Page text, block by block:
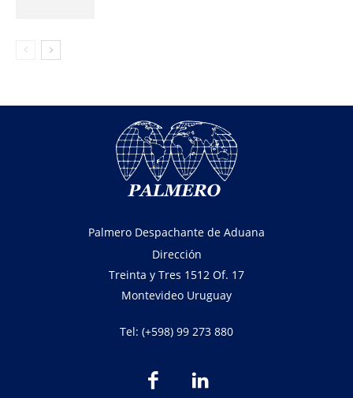
Palmero Despachante de Aduana
Dirección
Treinta y Tres 1512 Of. 17
Montevideo Uruguay
Tel: (+598) 99 273 880